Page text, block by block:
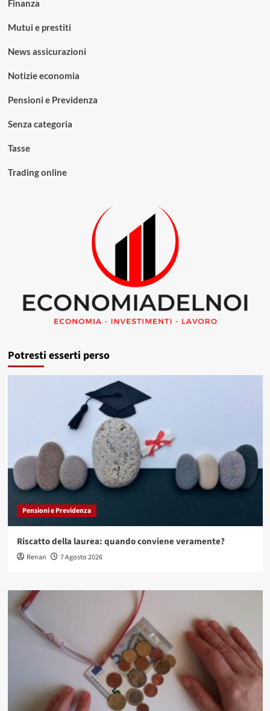
Finanza
Mutui e prestiti
News assicurazioni
Notizie economia
Pensioni e Previdenza
Senza categoria
Tasse
Trading online
Potresti esserti perso
Pensioni e Previdenza
Riscatto della laurea: quando conviene veramente?
Renan 7 Agosto 2026